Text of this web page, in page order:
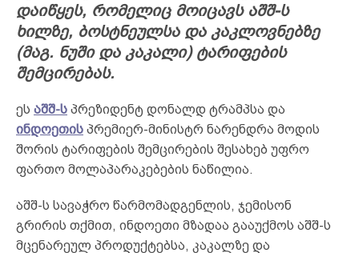
დაიწყეს, რომელიც მოიცავს აშშ-ს
ხილზე, ბოსტნეულსა და კაკლოვნებზე
(მაგ. ნუში და კაკალი) ტარიფების
შემცირებას.
ეს აშშ-ს პრეზიდენტ დონალდ ტრამპსა და
ინდოეთის პრემიერ-მინისტრ ნარენდრა მოდის
შორის ტარიფების შემცირების შესახებ უფრო
ფართო მოლაპარაკებების ნაწილია.
აშშ-ს სავაჭრო წარმომადგენლის, ჯემისონ
გრირის თქმით, ინდოეთი მზადაა გააუქმოს აშშ-ს
მცენარეულ პროდუქტებსა, კაკალზე და